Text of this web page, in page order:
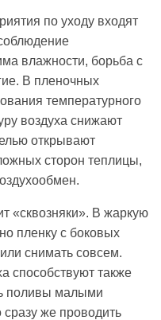
по уходу входят
влажности, борьба с
В пленочных
температурного
воздуха снижают
открывают
сторон теплицы,
«сквозняки». В жаркую
пленку с боковых
снимать совсем.
способствуют также
поливы малыми
же проводить